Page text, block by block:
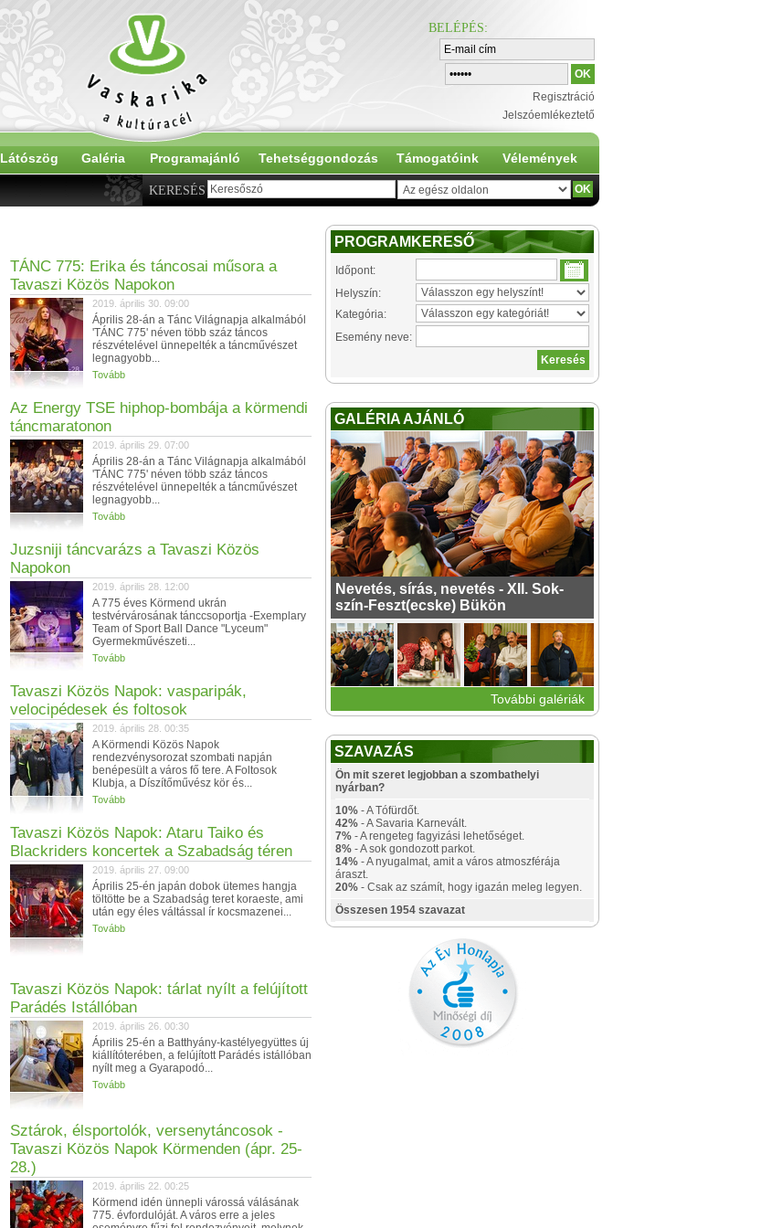
BELÉPÉS:
Regisztráció
Jelszóemlékeztető
Látószög Galéria Programajánló Tehetséggondozás Támogatóink Vélemények
KERESÉS
TÁNC 775: Erika és táncosai műsora a
Tavaszi Közös Napokon
2019. április 30. 09:00
Április 28-án a Tánc Világnapja alkalmából
'TÁNC 775' néven több száz táncos
részvételével ünnepelték a táncművészet
legnagyobb...
Tovább
Az Energy TSE hiphop-bombája a körmendi
táncmaratonon
2019. április 29. 07:00
Április 28-án a Tánc Világnapja alkalmából
'TÁNC 775' néven több száz táncos
részvételével ünnepelték a táncművészet
legnagyobb...
Tovább
Juzsniji táncvarázs a Tavaszi Közös
Napokon
2019. április 28. 12:00
A 775 éves Körmend ukrán
testvérvárosának tánccsoportja -Exemplary
Team of Sport Ball Dance "Lyceum"
Gyermekművészeti...
Tovább
Tavaszi Közös Napok: vasparipák,
velocipédesek és foltosok
2019. április 28. 00:35
A Körmendi Közös Napok
rendezvénysorozat szombati napján
benépesült a város fő tere. A Foltosok
Klubja, a Díszítőművész kör és...
Tovább
Tavaszi Közös Napok: Ataru Taiko és
Blackriders koncertek a Szabadság téren
2019. április 27. 09:00
Április 25-én japán dobok ütemes hangja
töltötte be a Szabadság teret koraeste, ami
után egy éles váltással ír kocsmazenei...
Tovább
Tavaszi Közös Napok: tárlat nyílt a felújított
Parádés Istállóban
2019. április 26. 00:30
Április 25-én a Batthyány-kastélyegyüttes új
kiállítóterében, a felújított Parádés istállóban
nyílt meg a Gyarapodó...
Tovább
Sztárok, élsportolók, versenytáncosok -
Tavaszi Közös Napok Körmenden (ápr. 25-
28.)
2019. április 22. 00:25
Körmend idén ünnepli várossá válásának
775. évfordulóját. A város erre a jeles
PROGRAMKERESŐ
Időpont:
Helyszín:
Kategória:
Esemény neve:
GALÉRIA AJÁNLÓ
Nevetés, sírás, nevetés - XII. Sok-
szín-Feszt(ecske) Bükön
További galériák
SZAVAZÁS
Ön mit szeret legjobban a szombathelyi
nyárban?
10% - A Tófürdőt.
42% - A Savaria Karnevált.
7% - A rengeteg fagyizási lehetőséget.
8% - A sok gondozott parkot.
14% - A nyugalmat, amit a város atmoszférája
áraszt.
20% - Csak az számít, hogy igazán meleg legyen.
Összesen 1954 szavazat